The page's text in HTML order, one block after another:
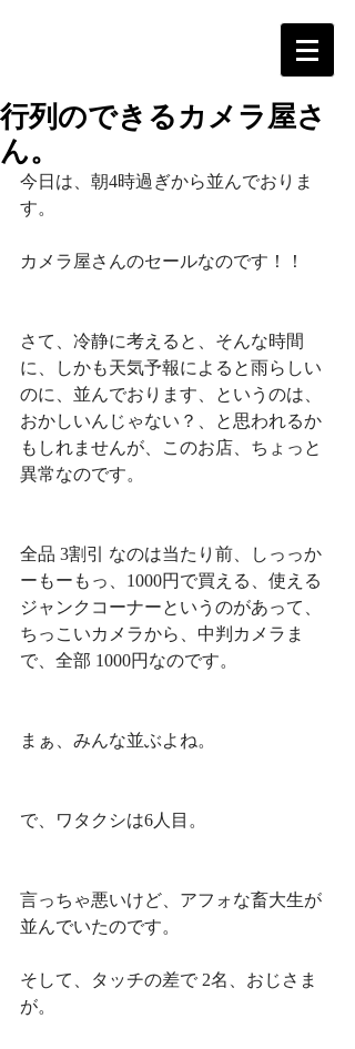
行列のできるカメラ屋さ
ん。
今日は、朝4時過ぎから並んでおりま
す。
カメラ屋さんのセールなのです！！
さて、冷静に考えると、そんな時間
に、しかも天気予報によると雨らしい
のに、並んでおります、というのは、
おかしいんじゃない？、と思われるか
もしれませんが、このお店、ちょっと
異常なのです。
全品 3割引 なのは当たり前、しっっか
ーもーもっ、1000円で買える、使える
ジャンクコーナーというのがあって、
ちっこいカメラから、中判カメラま
で、全部 1000円なのです。
まぁ、みんな並ぶよね。
で、ワタクシは6人目。
言っちゃ悪いけど、アフォな畜大生が
並んでいたのです。
そして、タッチの差で 2名、おじさま
が。